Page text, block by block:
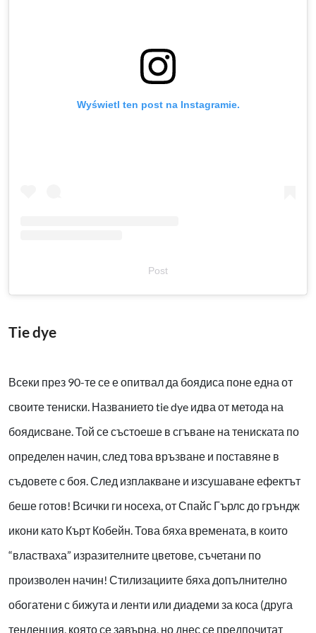
Wyświetl ten post na Instagramie.
Post
Tie dye
Всеки през 90-те се е опитвал да боядиса поне една от
своите тениски. Названието tie dye идва от метода на
боядисване. Той се състоеше в сгъване на тениската по
определен начин, след това връзване и поставяне в
съдовете с боя. След изплакване и изсушаване ефектът
беше готов! Всички ги носеха, от Спайс Гърлс до гръндж
икони като Кърт Кобейн. Това бяха времената, в които
“властваха” изразителните цветове, съчетани по
произволен начин! Стилизациите бяха допълнително
обогатени с бижута и ленти или диадеми за коса (друга
тенденция, която се завърна, но днес се предпочитат